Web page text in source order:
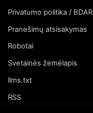
Privatumo politika / BDAR
Pranešimų atsisakymas
Robotai
Svetainės žemėlapis
llms.txt
RSS